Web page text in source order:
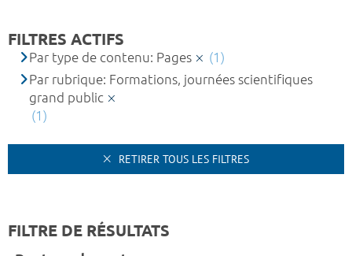
FILTRES ACTIFS
Par type de contenu: Pages
(1)
Par rubrique: Formations, journées scientifiques
grand public
(1)
RETIRER TOUS LES FILTRES
FILTRE DE RÉSULTATS